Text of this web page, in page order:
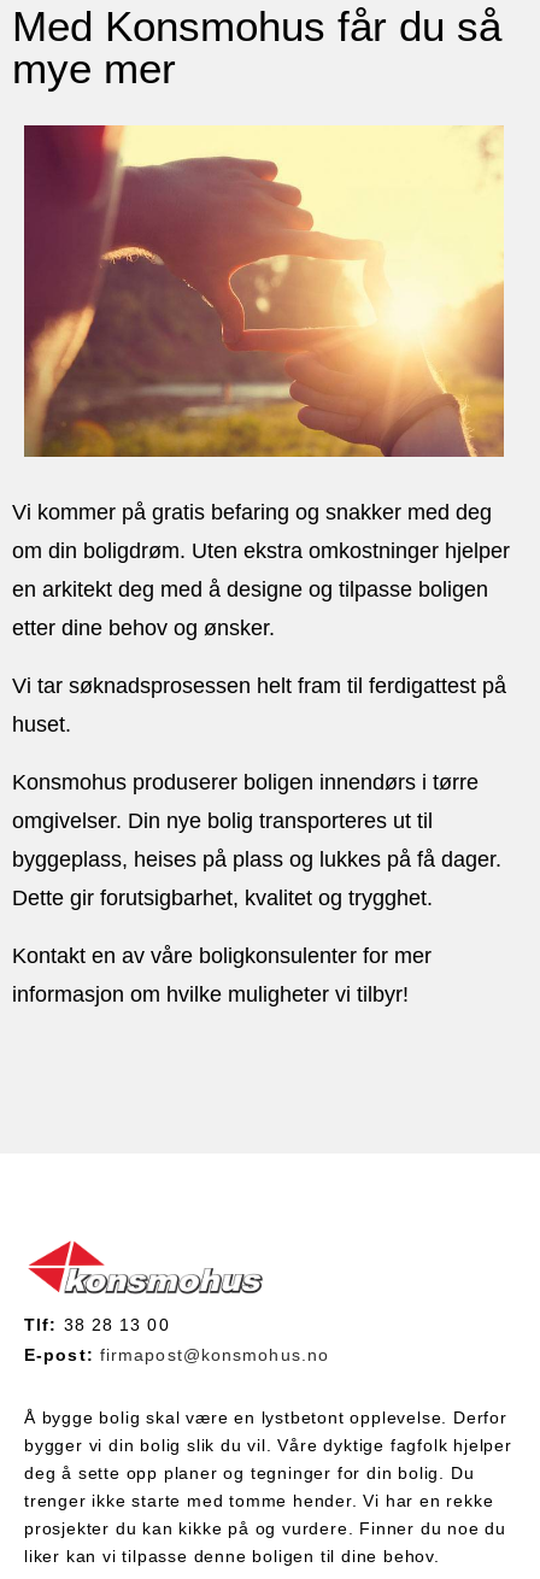
Med Konsmohus får du så
mye mer
Vi kommer på gratis befaring og snakker med deg
om din boligdrøm. Uten ekstra omkostninger hjelper
en arkitekt deg med å designe og tilpasse boligen
etter dine behov og ønsker.
Vi tar søknadsprosessen helt fram til ferdigattest på
huset.
Konsmohus produserer boligen innendørs i tørre
omgivelser. Din nye bolig transporteres ut til
byggeplass, heises på plass og lukkes på få dager.
Dette gir forutsigbarhet, kvalitet og trygghet.
Kontakt en av våre boligkonsulenter for mer
informasjon om hvilke muligheter vi tilbyr!
Tlf: 38 28 13 00
E-post: firmapost@konsmohus.no
Å bygge bolig skal være en lystbetont opplevelse. Derfor
bygger vi din bolig slik du vil. Våre dyktige fagfolk hjelper
deg å sette opp planer og tegninger for din bolig. Du
trenger ikke starte med tomme hender. Vi har en rekke
prosjekter du kan kikke på og vurdere. Finner du noe du
liker kan vi tilpasse denne boligen til dine behov.